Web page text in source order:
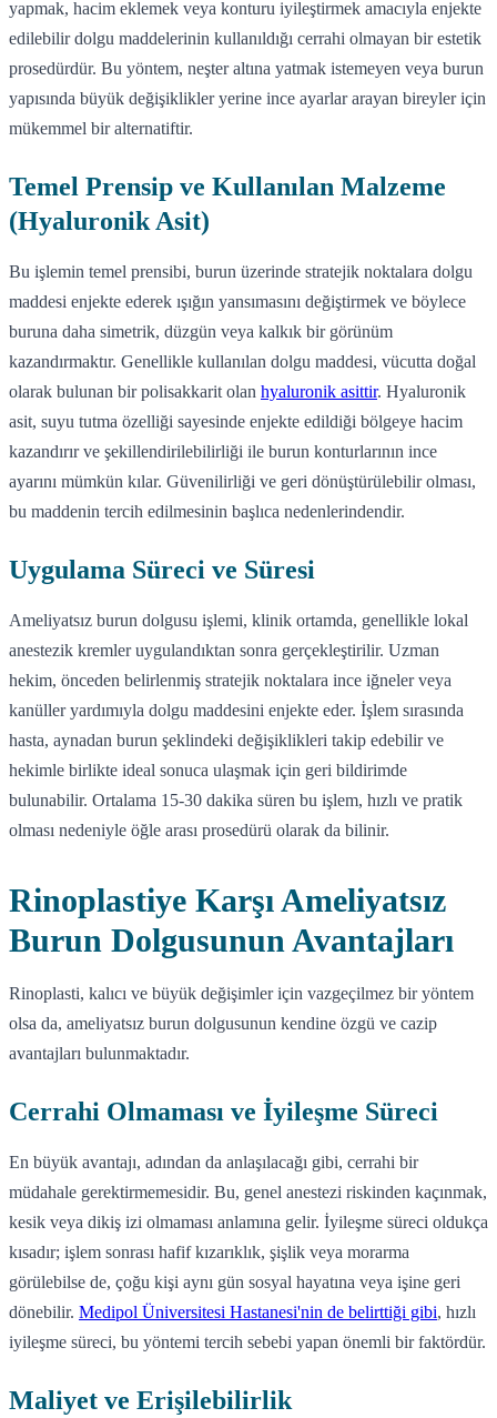
yapmak, hacim eklemek veya konturu iyileştirmek amacıyla enjekte
edilebilir dolgu maddelerinin kullanıldığı cerrahi olmayan bir estetik
prosedürdür. Bu yöntem, neşter altına yatmak istemeyen veya burun
yapısında büyük değişiklikler yerine ince ayarlar arayan bireyler için
mükemmel bir alternatiftir.
Temel Prensip ve Kullanılan Malzeme
(Hyaluronik Asit)
Bu işlemin temel prensibi, burun üzerinde stratejik noktalara dolgu
maddesi enjekte ederek ışığın yansımasını değiştirmek ve böylece
buruna daha simetrik, düzgün veya kalkık bir görünüm
kazandırmaktır. Genellikle kullanılan dolgu maddesi, vücutta doğal
olarak bulunan bir polisakkarit olan hyaluronik asittir. Hyaluronik
asit, suyu tutma özelliği sayesinde enjekte edildiği bölgeye hacim
kazandırır ve şekillendirilebilirliği ile burun konturlarının ince
ayarını mümkün kılar. Güvenilirliği ve geri dönüştürülebilir olması,
bu maddenin tercih edilmesinin başlıca nedenlerindendir.
Uygulama Süreci ve Süresi
Ameliyatsız burun dolgusu işlemi, klinik ortamda, genellikle lokal
anestezik kremler uygulandıktan sonra gerçekleştirilir. Uzman
hekim, önceden belirlenmiş stratejik noktalara ince iğneler veya
kanüller yardımıyla dolgu maddesini enjekte eder. İşlem sırasında
hasta, aynadan burun şeklindeki değişiklikleri takip edebilir ve
hekimle birlikte ideal sonuca ulaşmak için geri bildirimde
bulunabilir. Ortalama 15-30 dakika süren bu işlem, hızlı ve pratik
olması nedeniyle öğle arası prosedürü olarak da bilinir.
Rinoplastiye Karşı Ameliyatsız
Burun Dolgusunun Avantajları
Rinoplasti, kalıcı ve büyük değişimler için vazgeçilmez bir yöntem
olsa da, ameliyatsız burun dolgusunun kendine özgü ve cazip
avantajları bulunmaktadır.
Cerrahi Olmaması ve İyileşme Süreci
En büyük avantajı, adından da anlaşılacağı gibi, cerrahi bir
müdahale gerektirmemesidir. Bu, genel anestezi riskinden kaçınmak,
kesik veya dikiş izi olmaması anlamına gelir. İyileşme süreci oldukça
kısadır; işlem sonrası hafif kızarıklık, şişlik veya morarma
görülebilse de, çoğu kişi aynı gün sosyal hayatına veya işine geri
dönebilir. Medipol Üniversitesi Hastanesi'nin de belirttiği gibi, hızlı
iyileşme süreci, bu yöntemi tercih sebebi yapan önemli bir faktördür.
Maliyet ve Erişilebilirlik